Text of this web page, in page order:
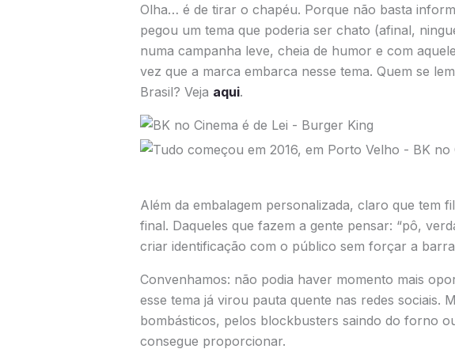
Olha… é de tirar o chapéu. Porque não basta
pegou um tema que poderia ser chato (afinal,
numa campanha leve, cheia de humor e com
vez que a marca embarca nesse tema. Quem se
Brasil? Veja aqui.
Além da embalagem personalizada, claro que tem
final. Daqueles que fazem a gente pensar: “pô,
criar identificação com o público sem forçar a
Convenhamos: não podia haver momento mais
esse tema já virou pauta quente nas redes sociais.
bombásticos, pelos blockbusters saindo do forno
consegue proporcionar.